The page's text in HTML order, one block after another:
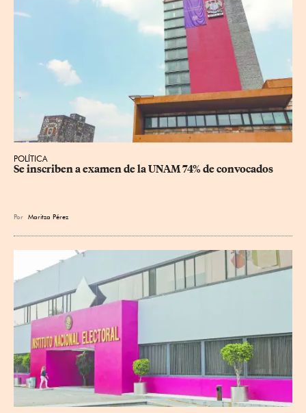
POLÍTICA
Se inscriben a examen de la UNAM 74% de convocados
Por Maritza Pérez